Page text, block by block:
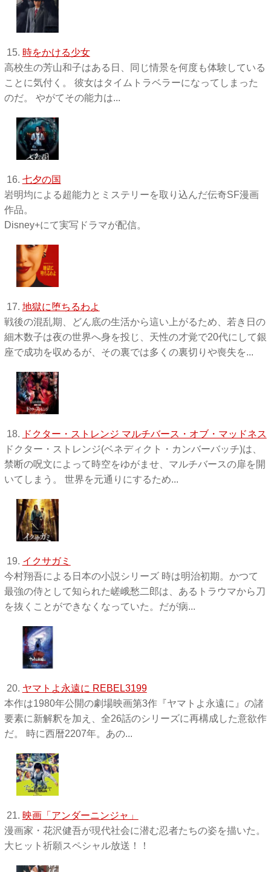
15. 時をかける少女
高校生の芳山和子はある日、同じ情景を何度も体験している
ことに気付く。 彼女はタイムトラベラーになってしまった
のだ。 やがてその能力は...
16. 七夕の国
岩明均による超能力とミステリーを取り込んだ伝奇SF漫画
作品。
Disney+にて実写ドラマが配信。
17. 地獄に堕ちるわよ
戦後の混乱期、どん底の生活から這い上がるため、若き日の
細木数子は夜の世界へ身を投じ、天性の才覚で20代にして銀
座で成功を収めるが、その裏では多くの裏切りや喪失を...
18. ドクター・ストレンジ マルチバース・オブ・マッドネス
ドクター・ストレンジ(ベネディクト・カンバーバッチ)は、
禁断の呪文によって時空をゆがませ、マルチバースの扉を開
いてしまう。 世界を元通りにするため...
19. イクサガミ
今村翔吾による日本の小説シリーズ 時は明治初期。かつて
最強の侍として知られた嵯峨愁二郎は、あるトラウマから刀
を抜くことができなくなっていた。だが病...
20. ヤマトよ永遠に REBEL3199
本作は1980年公開の劇場映画第3作『ヤマトよ永遠に』の諸
要素に新解釈を加え、全26話のシリーズに再構成した意欲作
だ。 時に西暦2207年。あの...
21. 映画「アンダーニンジャ」
漫画家・花沢健吾が現代社会に潜む忍者たちの姿を描いた。
大ヒット祈願スペシャル放送！！